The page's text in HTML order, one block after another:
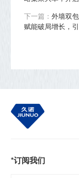
下一篇：外墙双
赋能破局增长，
*订阅我们